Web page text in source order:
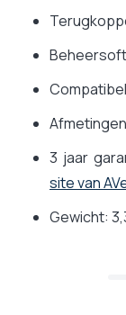
3 jaar
site van
Gewicht: